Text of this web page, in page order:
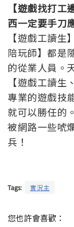
【遊戲找打
西一定要手刀
【遊戲工讀
陪玩師】都是
的從業人員。
【遊戲工讀
專業的遊戲技
就可以勝任的
被網路一些唬
兵！
Tags: 實況主
您也許會喜歡：